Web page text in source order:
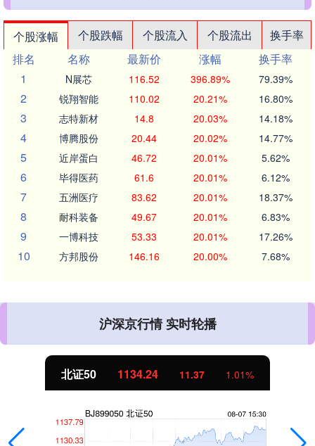
个股涨幅 个股跌幅 个股流入 个股流出
换手率
排名
名称 最新价 涨幅
换手率
1
N展芯 116.52 396.89% 79.39%
2 锐翔智能 110.02 20.21% 16.80%
3 志特新材 14.8 20.03% 14.18%
4 博腾股份 20.44 20.02% 14.77%
5 近岸蛋白 46.72 20.01% 5.62%
6 毕得医药 61.6 20.01% 6.12%
7 五洲医疗 83.62 20.01% 18.37%
8 耐科装备 49.67 20.01% 6.83%
9 一博科技 53.33 20.01% 17.26%
10 方邦股份 146.16 20.00% 7.68%
沪深京行情 实时轮播
北证50 1134.24 11.37 1.01%